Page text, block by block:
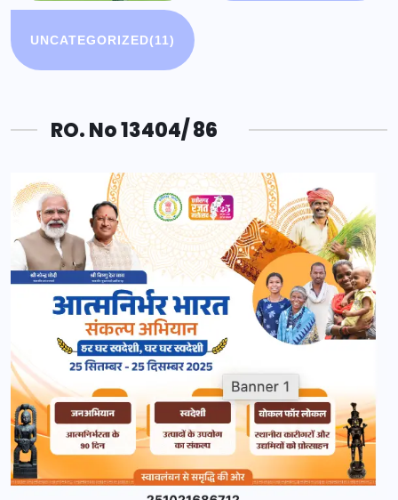
UNCATEGORIZED(11)
RO. No 13404/ 86